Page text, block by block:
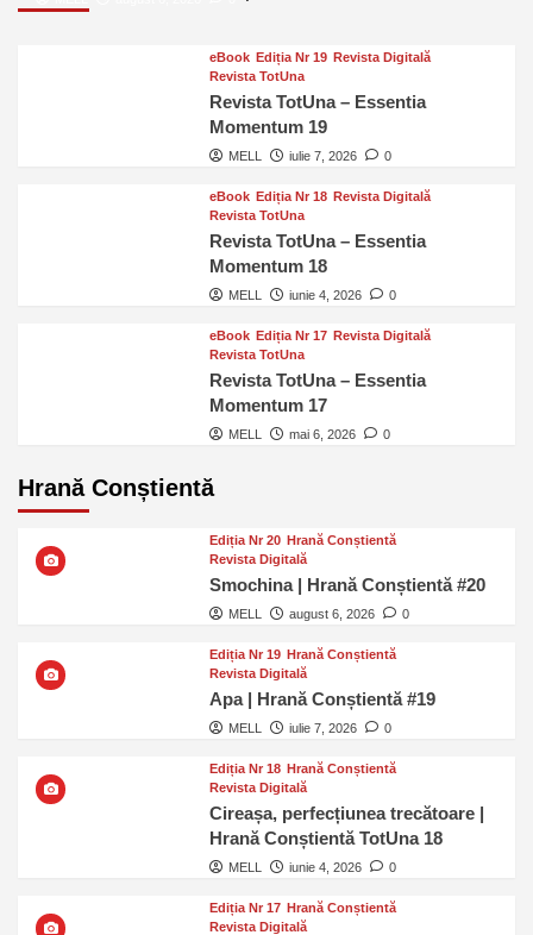
eBook Ediția Nr 19 Revista Digitală
Revista TotUna
Revista TotUna – Essentia
Momentum 19
MELL iulie 7, 2026 0
eBook Ediția Nr 18 Revista Digitală
Revista TotUna
Revista TotUna – Essentia
Momentum 18
MELL iunie 4, 2026 0
eBook Ediția Nr 17 Revista Digitală
Revista TotUna
Revista TotUna – Essentia
Momentum 17
MELL mai 6, 2026 0
Hrană Conștientă
Ediția Nr 20 Hrană Conștientă
Revista Digitală
Smochina | Hrană Conștientă #20
MELL august 6, 2026 0
Ediția Nr 19 Hrană Conștientă
Revista Digitală
Apa | Hrană Conștientă #19
MELL iulie 7, 2026 0
Ediția Nr 18 Hrană Conștientă
Revista Digitală
Cireașa, perfecțiunea trecătoare |
Hrană Conștientă TotUna 18
MELL iunie 4, 2026 0
Ediția Nr 17 Hrană Conștientă
Revista Digitală